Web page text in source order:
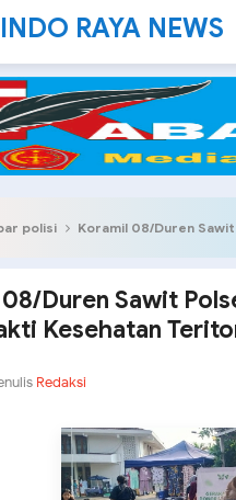
RAYA NEWS
polisi Koramil 08/Duren Sawit Polsek
Duren Sawit
Kesehatan
Redaksi